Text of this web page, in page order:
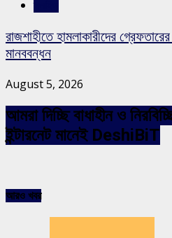
রাজশাহীতে হামলাকারীদের গ্রেফতারের
মানববন্ধন
August 5, 2026
আমরা দিচ্ছি বাধাহীন ও
ইন্টারনেট মানেই DeshiBiT
আরও খবর